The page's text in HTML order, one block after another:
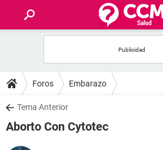
FORUMS
SALUD
Foros Embarazo
Tema Anterior
Aborto Con Cytotec